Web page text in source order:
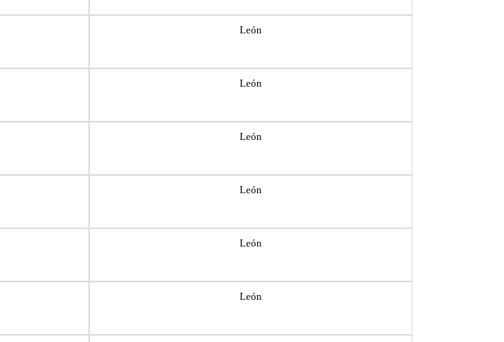
León
León
León
León
León
León